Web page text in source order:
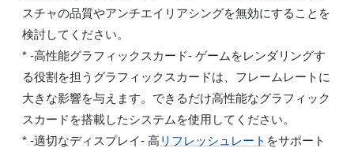
スチャの品質やアンチエイリアシングを無効にすることを
検討してください。
* -高性能グラフィックスカード- ゲームをレンダリングす
る役割を担うグラフィックスカードは、フレームレートに
大きな影響を与えます。できるだけ高性能なグラフィック
スカードを搭載したシステムを使用してください。
* -適切なディスプレイ- 高 リフレッシュレート をサポート